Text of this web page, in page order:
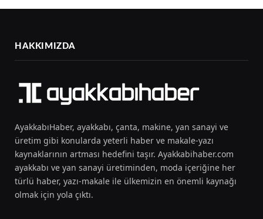
HAKKIMIZDA
AyakkabıHaber, ayakkabı, çanta, makine, yan sanayi ve
üretim gibi konularda yeterli haber ve makale-yazı
kaynaklarının artması hedefini taşır. Ayakkabihaber.com
ayakkabı ve yan sanayi üretiminden, moda içeriğine her
türlü haber, yazı-makale ile ülkemizin en önemli kaynağı
olmak için yola çıktı.